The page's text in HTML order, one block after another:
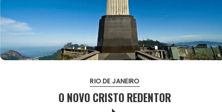
RIO DE JANEIRO
O NOVO CRISTO REDENTOR